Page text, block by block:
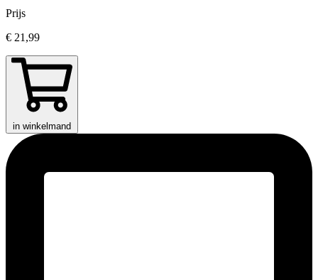
Prijs
€ 21,99
in winkelmand